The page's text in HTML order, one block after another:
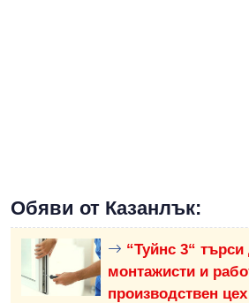
Обяви от Казанлък:
“Туйнс 3“
монтажисти и
производствен